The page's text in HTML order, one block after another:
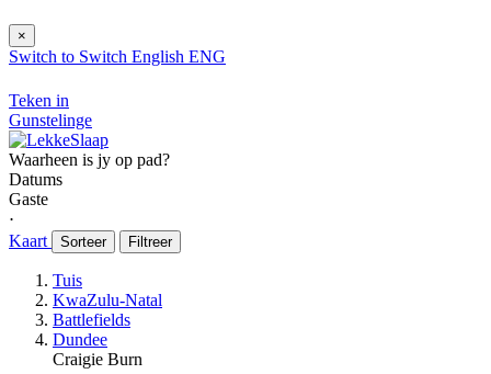
×
Switch to Switch English ENG
Teken in
Gunstelinge
Waarheen is jy op pad?
Datums
Gaste
⋅
Kaart
Sorteer Filtreer
Tuis
KwaZulu-Natal
Battlefields
Dundee
Craigie Burn